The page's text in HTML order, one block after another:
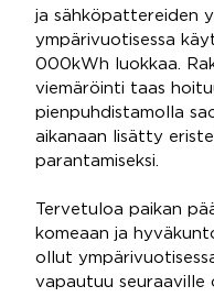
ja sähköpattereiden
ympärivuotisessa
000kWh luokkaa.
viemäröinti taas
pienpuhdistamolla
aikanaan lisätty
parantamiseksi.
Tervetuloa paikan
komeaan ja
ollut
vapautuu seuraaville